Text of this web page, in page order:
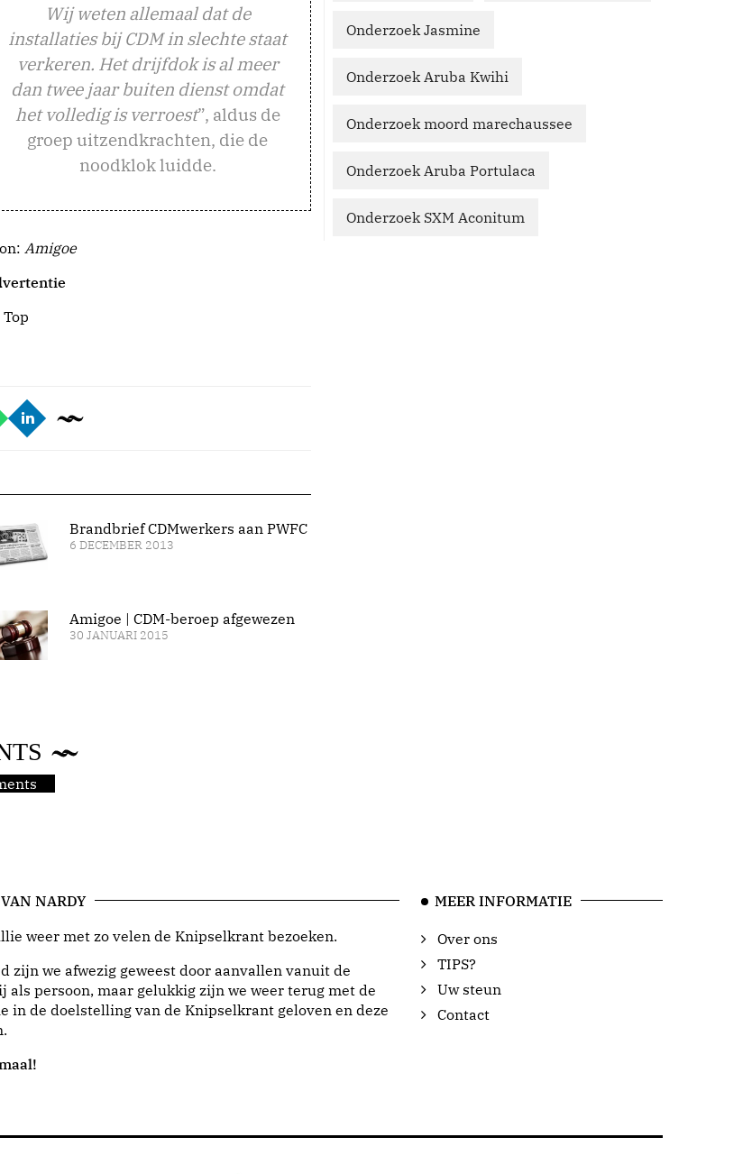
Wij weten allemaal dat de
installaties bij CDM in slechte staat
verkeren. Het drijfdok is al meer
dan twee jaar buiten dienst omdat
het volledig is verroest”, aldus de
groep uitzendkrachten, die de
noodklok luidde.
Amigoe
Top
Brandbrief CDMwerkers aan PWFC
6 DECEMBER 2013
Amigoe | CDM-beroep afgewezen
30 JANUARI 2015
Onderzoek Jasmine
Onderzoek Aruba Kwihi
Onderzoek moord marechaussee
Onderzoek Aruba Portulaca
Onderzoek SXM Aconitum
NARDY
weer met zo velen de Knipselkrant bezoeken.
zijn we afwezig geweest door aanvallen vanuit de
als persoon, maar gelukkig zijn we weer terug met de
in de doelstelling van de Knipselkrant geloven en deze
MEER INFORMATIE
Over ons
TIPS?
Uw steun
Contact